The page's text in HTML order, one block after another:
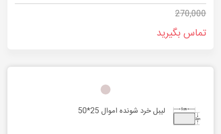
270,000
تماس بگیرید
لیبل خرد شونده اموال 25*50